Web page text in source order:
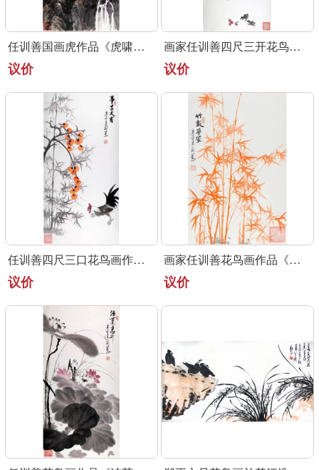
任训善国画虎作品《虎啸泉鸣》四尺整张真迹
议价
画家任训善四尺三开花鸟画作品《硕果》
议价
任训善四尺三口花鸟画作品《事事大吉》
议价
画家任训善花鸟画作品《竹报平安》
议价